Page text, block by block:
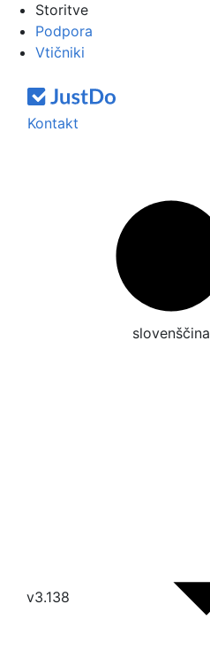
Storitve
Podpora
Vtičniki
Kontakt
slovenščina
v3.138